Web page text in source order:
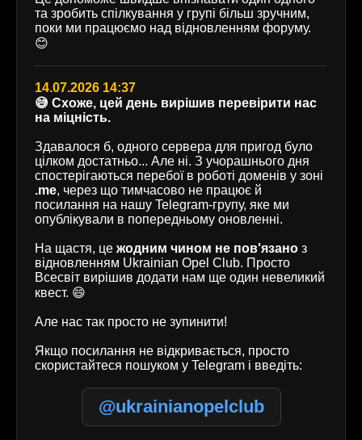
та зробить спілкування у групі більш зручним,
поки ми працюємо над відновленням форуму.
😊
14.07.2026 14:37
😅 Схоже, цей день вирішив перевірити нас
на міцність.
Здавалося б, одного сервера для пригод було
цілком достатньо... Але ні. З учорашнього дня
спостерігаються перебої в роботі доменів у зоні
.me, через що тимчасово не працює й
посилання на нашу Telegram-групу, яке ми
опублікували в попередньому оновленні.
На щастя, це жодним чином не пов'язано з
відновленням Ukrainian Opel Club. Просто
Всесвіт вирішив додати нам ще один невеликий
квест. 😄
Але нас так просто не зупинити!
Якщо посилання не відкривається, просто
скористайтеся пошуком у Telegram і введіть:
@ukrainianopelclub